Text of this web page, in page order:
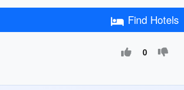
Find Hotels
0